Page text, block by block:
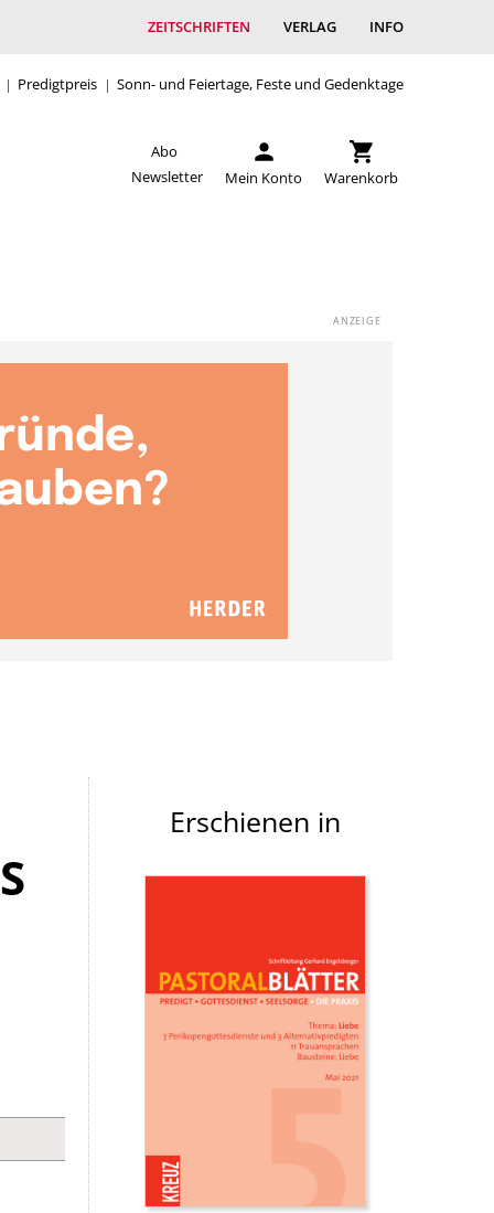
ZEITSCHRIFTEN VERLAG INFO
Predigtpreis Sonn- und Feiertage, Feste und Gedenktage
Abo
Newsletter
Mein Konto Warenkorb
I
Erschienen in